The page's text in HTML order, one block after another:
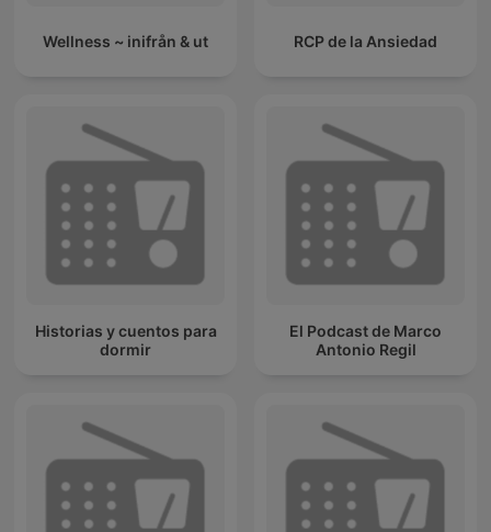
Wellness ~ inifrån & ut RCP de la Ansiedad
Historias y cuentos para
dormir
El Podcast de Marco
Antonio Regil